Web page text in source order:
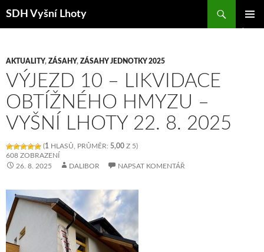
SDH Vyšní Lhoty
AKTUALITY, ZÁSAHY, ZÁSAHY JEDNOTKY 2025
VÝJEZD 10 – LIKVIDACE
OBTÍŽNÉHO HMYZU –
VYŠNÍ LHOTY 22. 8. 2025
(1 HLASŮ, PRŮMĚR: 5,00 Z 5)
608 ZOBRAZENÍ
26. 8. 2025
DALIBOR NAPSAT KOMENTÁŘ